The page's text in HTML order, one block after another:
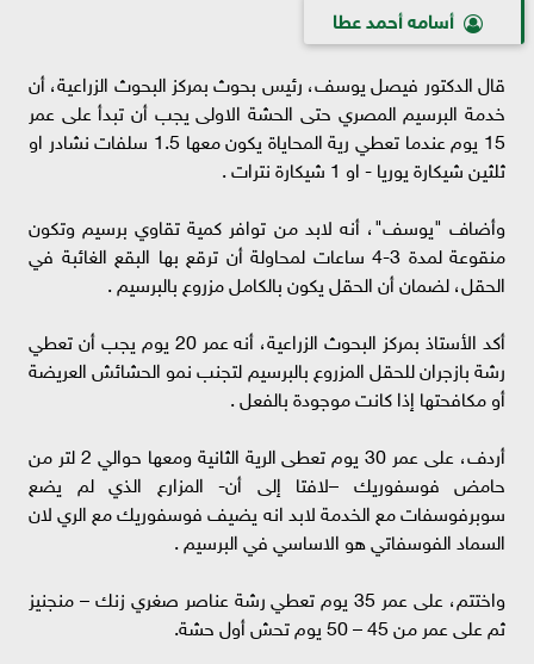
أسامه أحمد عطا
قال الدكتور فيصل يوسف، رئيس بحوث بمركز البحوث الزراعية، أن
خدمة البرسيم المصري حتى الحشة الاولى يجب أن تبدأ على عمر
15 يوم عندما تعطي رية المحاياة يكون معها 1.5 سلفات نشادر او
ثلثين شيكارة يوريا - او 1 شيكارة نترات .
وأضاف "يوسف"، أنه لابد من توافر كمية تقاوي برسيم وتكون
منقوعة لمدة 3-4 ساعات لمحاولة أن ترقع بها البقع الغائبة في
الحقل، لضمان أن الحقل يكون بالكامل مزروع بالبرسيم .
أكد الأستاذ بمركز البحوث الزراعية، أنه عمر 20 يوم يجب أن تعطي
رشة بازجران للحقل المزروع بالبرسيم لتجنب نمو الحشائش العريضة
أو مكافحتها إذا كانت موجودة بالفعل .
أردف، على عمر 30 يوم تعطى الرية الثانية ومعها حوالي 2 لتر من
حامض فوسفوريك –لافتا إلى أن- المزارع الذي لم يضع
سوبرفوسفات مع الخدمة لابد انه يضيف فوسفوريك مع الري لان
السماد الفوسفاتي هو الاساسي في البرسيم .
واختتم، على عمر 35 يوم تعطي رشة عناصر صغري زنك – منجنيز
ثم على عمر من 45 – 50 يوم تحش أول حشة.